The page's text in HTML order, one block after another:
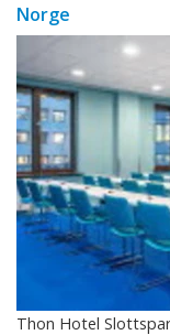
Norge
Thon Hotel